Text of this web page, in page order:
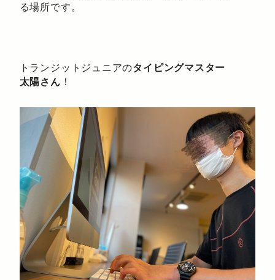
る場所です。
トランジットジュニアのタイピングマスター
太陽さん ！